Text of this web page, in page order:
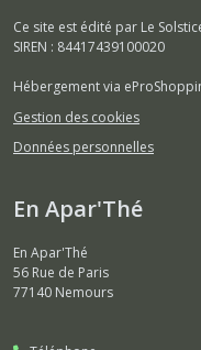
Ce site est édité par Le
SIREN : 84417439100020
Hébergement via
Gestion des cookies
Données personnelles
En Apar'Thé
En Apar'Thé
56 Rue de Paris
77140 Nemours